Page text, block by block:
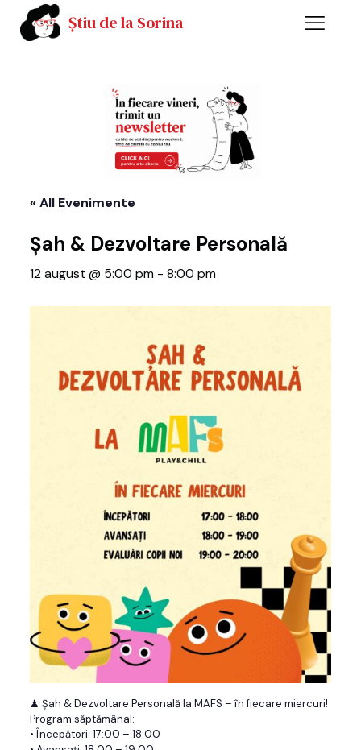
Știu de la Sorina
« All Evenimente
Șah & Dezvoltare Personală
12 august @ 5:00 pm- 8:00 pm
♟ Șah & Dezvoltare Personală la MAFS – în fiecare miercuri!
Program săptămânal:
• Începători: 17:00 – 18:00